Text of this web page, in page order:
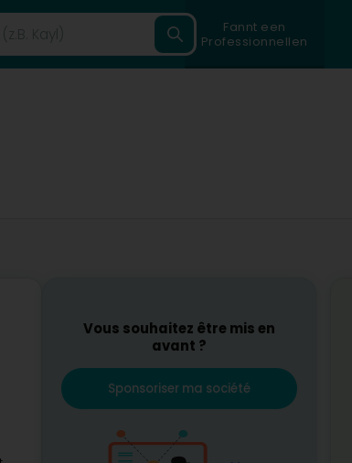
Fannt een
Professionnellen
Vous souhaitez être mis en
avant ?
Sponsoriser ma société